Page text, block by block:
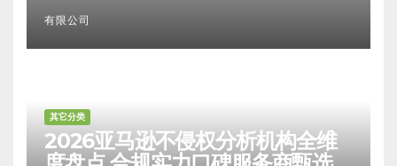
有限公司
其它分类
2026亚马逊不侵权分析机构全维